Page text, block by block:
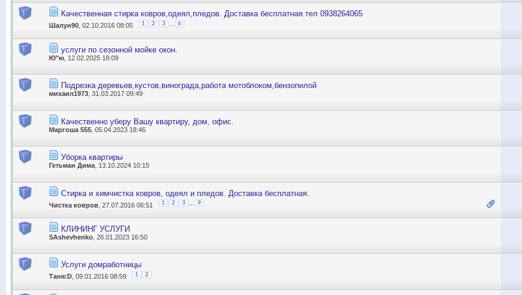
Качественная стирка ковров,одеял,пледов. Доставка бесплатная.тел 0938264065
Шалун90 , 02.10.2016 08:05 1 2 3 6
услуги по сезонной мойке окон.
Ю"ю , 12.02.2025 18:09
Подрезка деревьев,кустов,винограда,работа мотоблоком,бензопилой
михаил1973 , 31.03.2017 09:49
Качественно уберу Вашу квартиру, дом, офис.
Маргоша 555 , 05.04.2023 18:46
Уборка квартиры
Гетьман Дима , 13.10.2024 10:15
Стирка и химчистка ковров, одеял и пледов. Доставка бесплатная.
Чистка ковров , 27.07.2016 06:51 1 2 3 9
КЛИНИНГ УСЛУГИ
SAshevhenko , 26.01.2023 16:50
Услуги домработницы
Таня:D , 09.01.2016 08:59 1 2